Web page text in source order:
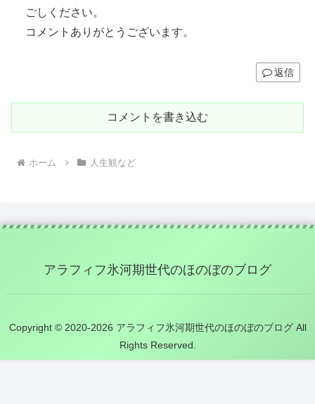
ごしください。
コメントありがとうございます。
返信
コメントを書き込む
ホーム 人生観など
アラフィフ氷河期世代のほのぼのブログ
Copyright © 2020-2026 アラフィフ氷河期世代のほのぼのブログ All
Rights Reserved.